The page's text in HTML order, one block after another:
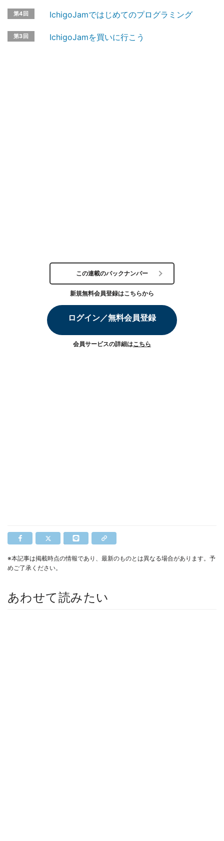
第4回 IchigoJamではじめてのプログラミング
第3回 IchigoJamを買いに行こう
この連載のバックナンバー
新規無料会員登録はこちらから
ログイン／無料会員登録
会員サービスの詳細はこちら
※本記事は掲載時点の情報であり、最新のものとは異なる場合があります。予
めご了承ください。
あわせて読みたい